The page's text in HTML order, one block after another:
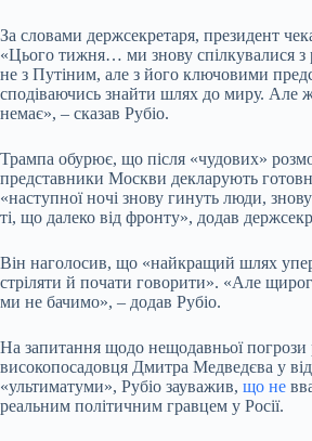
За словами держсекретаря, президент
«Цього тижня… ми знову спілкувалися з
не з Путіним, але з його ключовими
сподіваючись знайти шлях до миру. Але
немає», – сказав Рубіо.
Трампа обурює, що після «чудових»
представники Москви декларують
«наступної ночі знову гинуть люди,
ті, що далеко від фронту», додав
Він наголосив, що «найкращий шлях
стріляти й почати говорити». «Але
ми не бачимо», – додав Рубіо.
На запитання щодо нещодавньої погрози
високопосадовця Дмитра Медведєва у
«ультиматуми», Рубіо зауважив, що не
реальним політичним гравцем у Росії.